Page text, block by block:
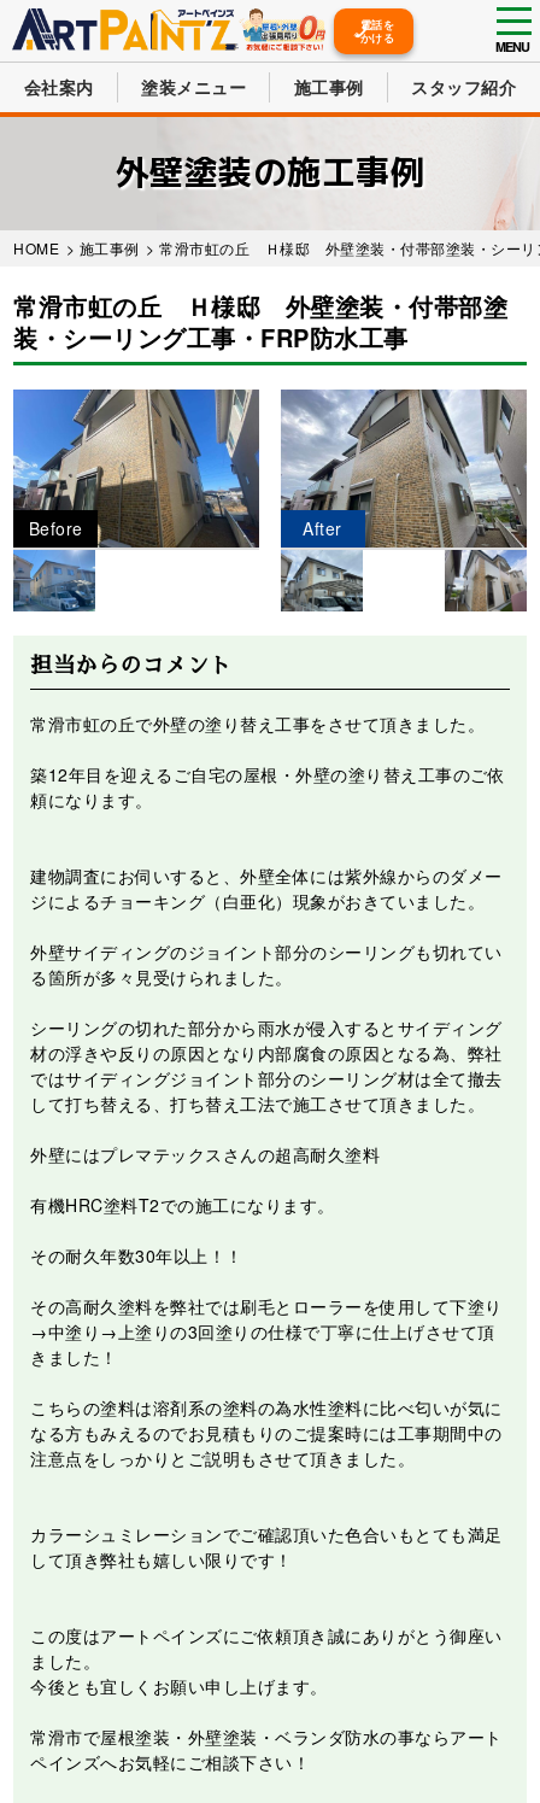
MENU
電話を
かける
会社案内 塗装メニュー 施工事例 スタッフ紹介
外壁塗装の施工事例
HOME > 施工事例 >常滑市虹の丘 Ｈ様邸 外壁塗装・付帯部塗装・シーリ
常滑市虹の丘 Ｈ様邸 外壁塗装・付帯部塗
装・シーリング工事・FRP防水工事
Before After
担当からのコメント
常滑市虹の丘で外壁の塗り替え工事をさせて頂きました。
築12年目を迎えるご自宅の屋根・外壁の塗り替え工事のご依
頼になります。
建物調査にお伺いすると、外壁全体には紫外線からのダメー
ジによるチョーキング（白亜化）現象がおきていました。
外壁サイディングのジョイント部分のシーリングも切れてい
る箇所が多々見受けられました。
シーリングの切れた部分から雨水が侵入するとサイディング
材の浮きや反りの原因となり内部腐食の原因となる為、弊社
ではサイディングジョイント部分のシーリング材は全て撤去
して打ち替える、打ち替え工法で施工させて頂きました。
外壁にはプレマテックスさんの超高耐久塗料
有機HRC塗料T2での施工になります。
その耐久年数30年以上！！
その高耐久塗料を弊社では刷毛とローラーを使用して下塗り
→中塗り→上塗りの3回塗りの仕様で丁寧に仕上げさせて頂
きました！
こちらの塗料は溶剤系の塗料の為水性塗料に比べ匂いが気に
なる方もみえるのでお見積もりのご提案時には工事期間中の
注意点をしっかりとご説明もさせて頂きました。
カラーシュミレーションでご確認頂いた色合いもとても満足
して頂き弊社も嬉しい限りです！
この度はアートペインズにご依頼頂き誠にありがとう御座い
ました。
今後とも宜しくお願い申し上げます。
常滑市で屋根塗装・外壁塗装・ベランダ防水の事ならアート
ペインズへお気軽にご相談下さい！